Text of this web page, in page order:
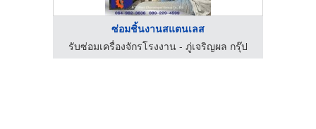
ซ่อมชิ้นงานสแตนเลส
รับซ่อมเครื่องจักรโรงงาน - ภู่เจริญผล กรุ๊ป